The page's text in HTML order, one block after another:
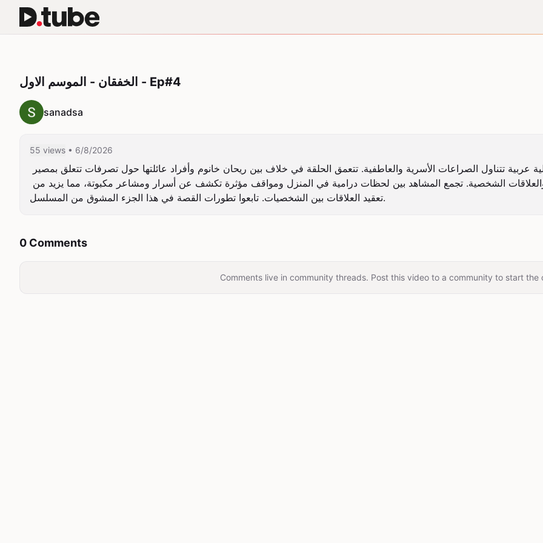
الخفقان - الموسم الاول - Ep#4
sanadsa
55 views • 6/8/2026
تعقيد العلاقات بين الشخصيات. تابعوا تطورات القصة في هذا الجزء المشوق من المسلسل.
0 Comments
Comments live in community threads. Post this video to a community to start the